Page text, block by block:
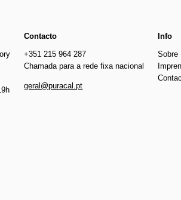
Contacto
+351 215 964 287
Chamada para a rede fixa nacional
geral@puracal.pt
Info
Sobre